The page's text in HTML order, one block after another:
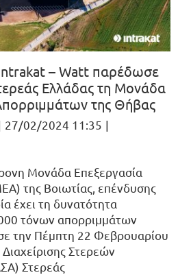
– Watt παρέδωσε
Ελλάδας τη Μονάδα
της Θήβας
27/02/2024 11:35 |
Μονάδα Επεξεργασία
της Βοιωτίας, επένδυσης
έχει τη δυνατότητα
τόνων απορριμμάτων
την Πέμπτη 22 Φεβρουαρίου
Στερεών
Στερεάς